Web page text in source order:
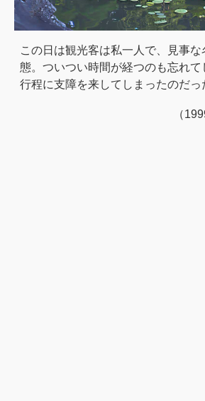
この日は観光客は私一人で、見事
態。ついつい時間が経つのも忘れ
行程に支障を来してしまったのだっ
（